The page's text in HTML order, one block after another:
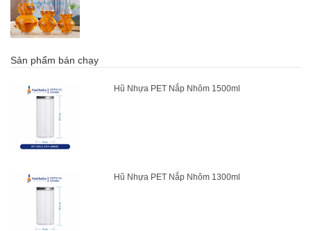
Sản phẩm bán chạy
Hũ Nhựa PET Nắp Nhôm 1500ml
Hũ Nhựa PET Nắp Nhôm 1300ml